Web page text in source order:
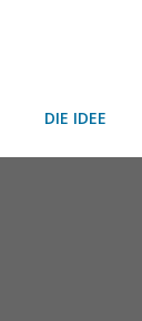
DIE IDEE